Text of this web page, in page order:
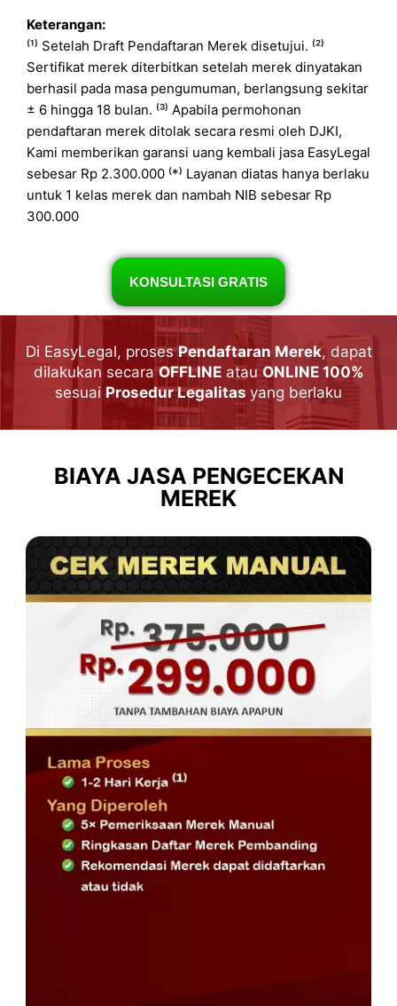
Keterangan:
⁽¹⁾ Setelah Draft Pendaftaran Merek disetujui. ⁽²⁾
Sertifikat merek diterbitkan setelah merek dinyatakan
berhasil pada masa pengumuman, berlangsung sekitar
± 6 hingga 18 bulan. ⁽³⁾ Apabila permohonan
pendaftaran merek ditolak secara resmi oleh DJKI,
Kami memberikan garansi uang kembali jasa EasyLegal
sebesar Rp 2.300.000 ⁽*⁾ Layanan diatas hanya berlaku
untuk 1 kelas merek dan nambah NIB sebesar Rp
300.000
KONSULTASI GRATIS
Di EasyLegal, prosesPendaftaran Merek, dapat
dilakukan secaraOFFLINEatau ONLINE 100%
sesuai Prosedur Legalitas yang berlaku
BIAYA JASA PENGECEKAN
MEREK